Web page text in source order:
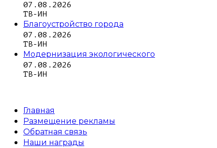
07.08.2026
ТВ-ИН
Благоустройство города
07.08.2026
ТВ-ИН
Модернизация экологического
07.08.2026
ТВ-ИН
Главная
Размещение рекламы
Обратная связь
Наши награды